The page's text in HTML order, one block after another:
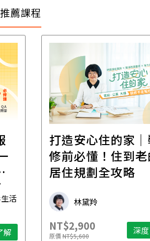
推薦課程
活
解
打造安心住的家｜
修前必懂！住到老
居住規劃全攻略
林黛羚
NT$2,900
原價NT$5,600 深